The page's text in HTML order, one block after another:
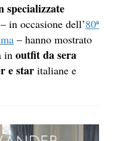
specializzate
in occasione dell’80ª
– hanno mostrato
in outfit da sera
e star italiane e